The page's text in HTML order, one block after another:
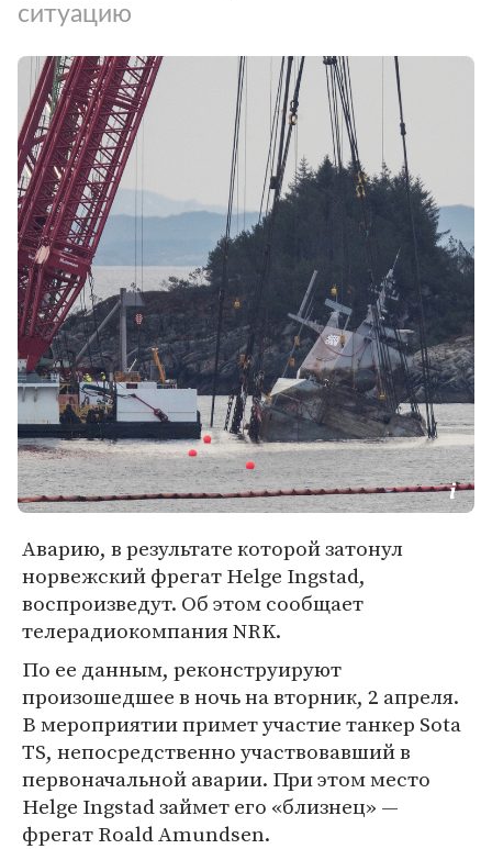
ситуацию
Аварию, в результате которой затонул
норвежский фрегат Helge Ingstad,
воспроизведут. Об этом сообщает
телерадиокомпания NRK.
По ее данным, реконструируют
произошедшее в ночь на вторник, 2 апреля.
В мероприятии примет участие танкер Sota
TS, непосредственно участвовавший в
первоначальной аварии. При этом место
Helge Ingstad займет его «близнец» —
фрегат Roald Amundsen.